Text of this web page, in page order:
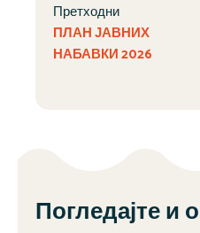
Претходни
ПЛАН ЈАВНИХ
НАБАВКИ 2026
Погледајте и